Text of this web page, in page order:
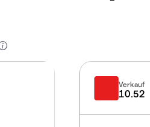
Verkauf
10.52